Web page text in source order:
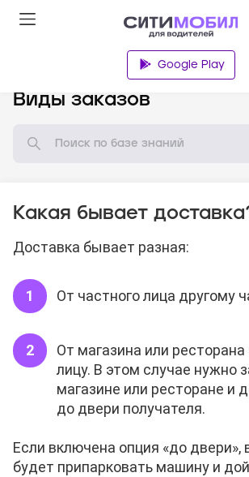
Google Play
Виды заказов
Какая бывает
Доставка бывает разная:
От частного лица другому
От магазина или
лицу. В этом случае нужно
магазине или ресторане и
до двери получателя.
Если включена опция «до двери»,
будет припарковать машину и